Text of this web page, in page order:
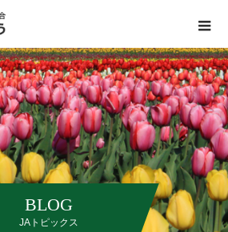
BLOG
JAトピックス